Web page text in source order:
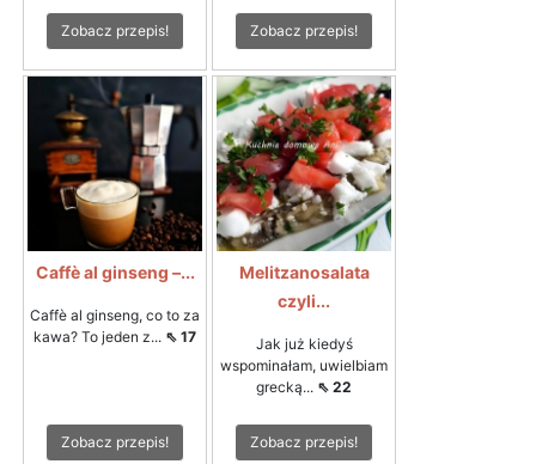
Zobacz przepis! Zobacz przepis!
Caffè al ginseng –...
Caffè al ginseng, co to za
kawa? To jeden z... ⇖ 17
Zobacz przepis!
Melitzanosalata
czyli...
Jak już kiedyś
wspominałam, uwielbiam
grecką... ⇖ 22
Zobacz przepis!